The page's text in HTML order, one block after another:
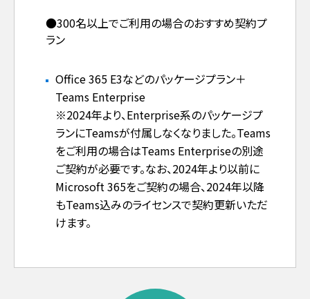
●300名以上でご利用の場合のおすすめ契約プ
ラン
Office 365 E3などのパッケージプラン＋
Teams Enterprise
※2024年より、Enterprise系のパッケージプ
ランにTeamsが付属しなくなりました。Teams
をご利用の場合はTeams Enterpriseの別途
ご契約が必要です。なお、2024年より以前に
Microsoft 365をご契約の場合、2024年以降
もTeams込みのライセンスで契約更新いただ
けます。